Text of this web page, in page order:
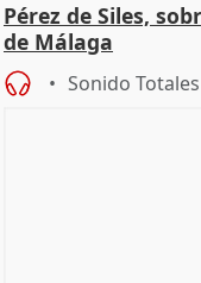
Pérez de Siles,
de Málaga
Sonido Totales